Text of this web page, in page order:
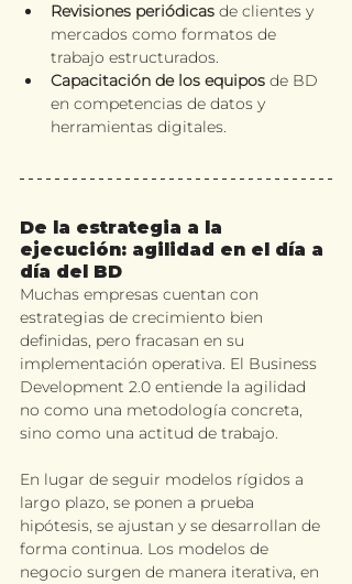
Revisiones periódicas de clientes y
mercados como formatos de
trabajo estructurados.
Capacitación de los equipos de BD
en competencias de datos y
herramientas digitales.
De la estrategia a la
ejecución: agilidad en el día a
día del BD
Muchas empresas cuentan con
estrategias de crecimiento bien
definidas, pero fracasan en su
implementación operativa. El Business
Development 2.0 entiende la agilidad
no como una metodología concreta,
sino como una actitud de trabajo.
En lugar de seguir modelos rígidos a
largo plazo, se ponen a prueba
hipótesis, se ajustan y se desarrollan de
forma continua. Los modelos de
negocio surgen de manera iterativa, en